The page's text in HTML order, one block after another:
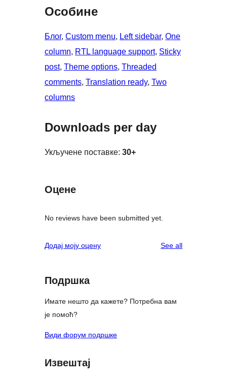
Особине
Блог, Custom menu, Left sidebar, One
column, RTL language support, Sticky
post, Theme options, Threaded
comments, Translation ready, Two
columns
Downloads per day
Укључене поставке: 30+
Оцене
No reviews have been submitted yet.
Додај моју оцену See allreviews
Подршка
Имате нешто да кажете? Потребна вам
је помоћ?
Види форум подршке
Извештај